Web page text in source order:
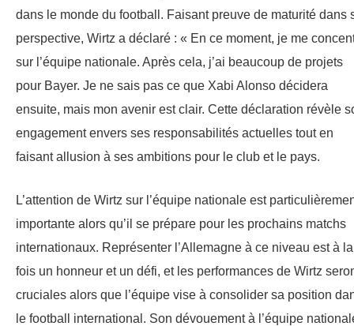
dans le monde du football. Faisant preuve de maturité dans
perspective, Wirtz a déclaré : « En ce moment, je me
sur l’équipe nationale. Après cela, j’ai beaucoup de projets
pour Bayer. Je ne sais pas ce que Xabi Alonso décidera
ensuite, mais mon avenir est clair. Cette déclaration révèle
engagement envers ses responsabilités actuelles tout en
faisant allusion à ses ambitions pour le club et le pays.
L’attention de Wirtz sur l’équipe nationale est
importante alors qu’il se prépare pour les prochains matchs
internationaux. Représenter l’Allemagne à ce niveau est à la
fois un honneur et un défi, et les performances de Wirtz
cruciales alors que l’équipe vise à consolider sa position
le football international. Son dévouement à l’équipe